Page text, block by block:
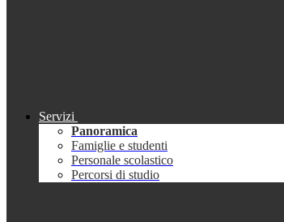
Servizi
Panoramica
Famiglie e studenti
Personale scolastico
Percorsi di studio